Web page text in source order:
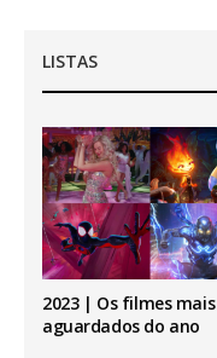
LISTAS
2023 | Os filmes mais
aguardados do ano